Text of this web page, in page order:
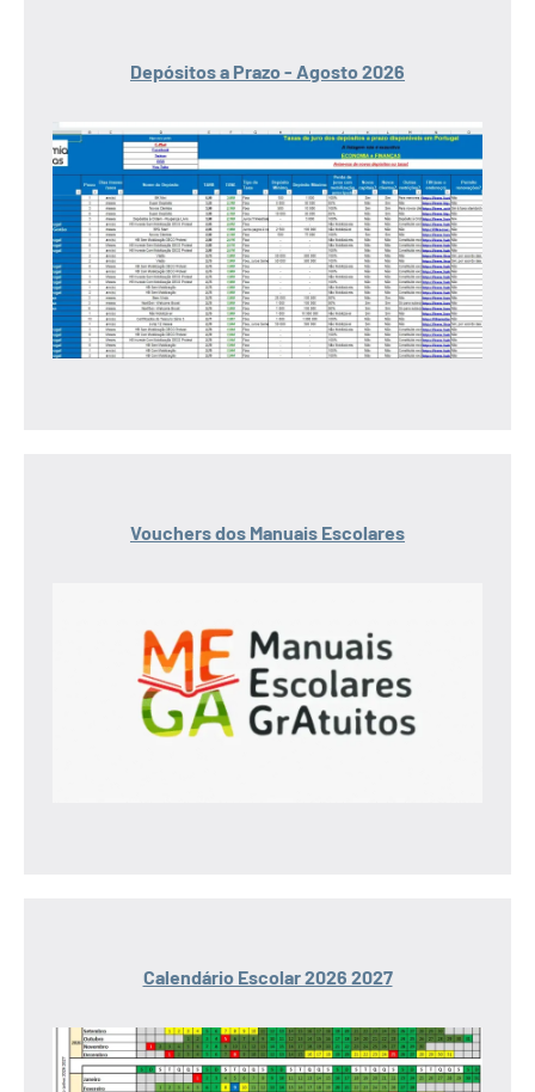
Depósitos a Prazo - Agosto 2026
Vouchers dos Manuais Escolares
Calendário Escolar 2026 2027